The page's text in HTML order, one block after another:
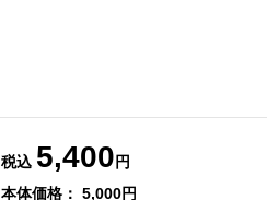
税込 5,400 円
本体価格： 5,000円